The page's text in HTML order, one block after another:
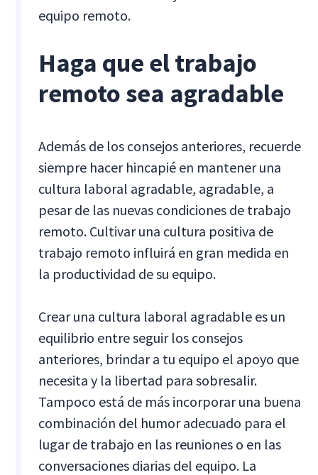
equipo remoto.
Haga que el trabajo
remoto sea agradable
Además de los consejos anteriores, recuerde
siempre hacer hincapié en mantener una
cultura laboral agradable, agradable, a
pesar de las nuevas condiciones de trabajo
remoto. Cultivar una cultura positiva de
trabajo remoto influirá en gran medida en
la productividad de su equipo.
Crear una cultura laboral agradable es un
equilibrio entre seguir los consejos
anteriores, brindar a tu equipo el apoyo que
necesita y la libertad para sobresalir.
Tampoco está de más incorporar una buena
combinación del humor adecuado para el
lugar de trabajo en las reuniones o en las
conversaciones diarias del equipo. La